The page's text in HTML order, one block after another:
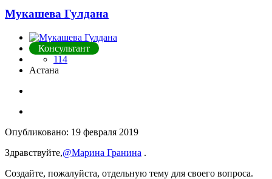
Мукашева Гулдана
Консультант
114
Астана
Опубликовано: 19 февраля 2019
Здравствуйте,@Марина Гранина .
Создайте, пожалуйста, отдельную тему для своего вопроса.